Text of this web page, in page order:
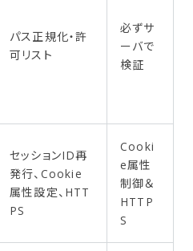
パス正規化・許
可リスト
必ずサ
ーバで
検証
セッションID再
発行、Cookie
属性設定、HTT
PS
Cooki
e属性
制御＆
HTTP
S